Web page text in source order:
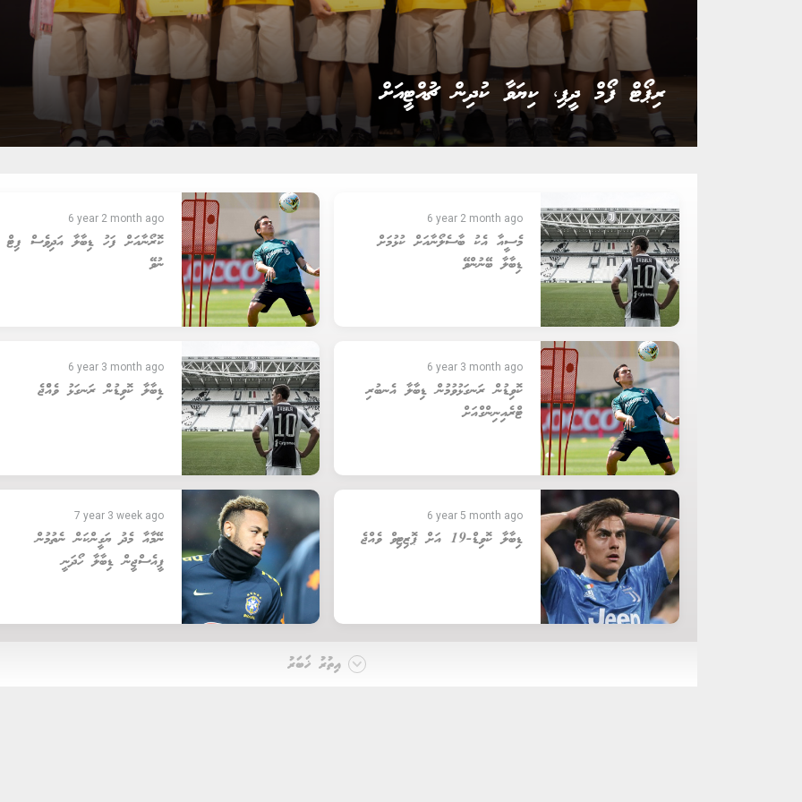
ރައީސް ނަޝީދު އެމްޑީޕީގެ ޗެއާޕާސަން އިންތިޚާބު ކާމިޔާބު ކުރެއްވުން
6 year 2 month ago
މެސީއާ އެކު ބާސެލޯނާއަށް ކުޅުމަށް
ޑިބާލާ ބޭނުންވޭ
6 year 2 month ago
ކޮރޯނާއަށް ފަހު ޑިބާލާ އަދިވެސް ފިޓް
ނުވޭ
6 year 3 month ago
ކޮވިޑުން ރަނގަޅުވުމުން ޑިބާލާ އެނބުރި
ޓްރެއިނިންގްއަށް
6 year 3 month ago
ޑިބާލާ ކޮވިޑުން ރަނގަޅު ވެއްްޖެ
6 year 5 month ago
ޑިބާލާ ކޮވިޑް-19 އަށް ޕޮޒިޓިވް ވެއްޖެ
7 year 3 week ago
ނޭމާއާ މެދު ޔަގީންކަން ނެތުމުން
ޕީއެސްޖީން ޑިބާލާ ހޯދަނީ
އިތުރު ޚަބަރު